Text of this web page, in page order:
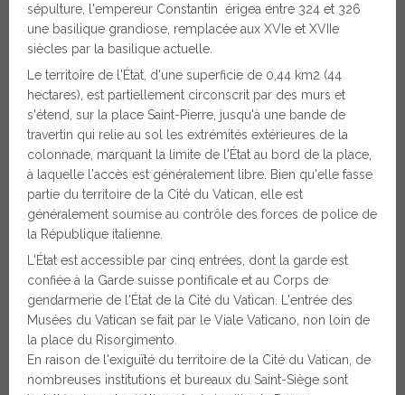
sépulture, l'empereur Constantin érigea entre 324 et 326
une basilique grandiose, remplacée aux XVIe et XVIIe
siècles par la basilique actuelle.
Le territoire de l'État, d'une superficie de 0,44 km2 (44
hectares), est partiellement circonscrit par des murs et
s'étend, sur la place Saint-Pierre, jusqu'à une bande de
travertin qui relie au sol les extrémités extérieures de la
colonnade, marquant la limite de l'État au bord de la place,
à laquelle l'accès est généralement libre. Bien qu'elle fasse
partie du territoire de la Cité du Vatican, elle est
généralement soumise au contrôle des forces de police de
la République italienne.
L'État est accessible par cinq entrées, dont la garde est
confiée à la Garde suisse pontificale et au Corps de
gendarmerie de l'État de la Cité du Vatican. L'entrée des
Musées du Vatican se fait par le Viale Vaticano, non loin de
la place du Risorgimento.
En raison de l'exiguïté du territoire de la Cité du Vatican, de
nombreuses institutions et bureaux du Saint-Siège sont